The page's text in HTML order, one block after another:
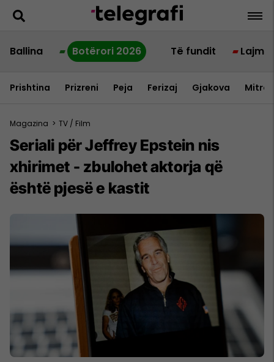
Ballina Botërori 2026 Të fundit Lajme
Prishtina Prizreni Peja Ferizaj Gjakova
Magazina > TV / Film
Seriali për Jeffrey Epstein nis
xhirimet - zbulohet aktorja që
është pjesë e kastit